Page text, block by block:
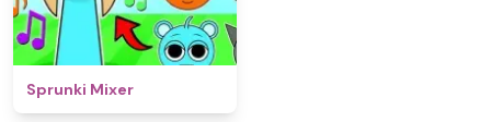
Sprunki Mixer